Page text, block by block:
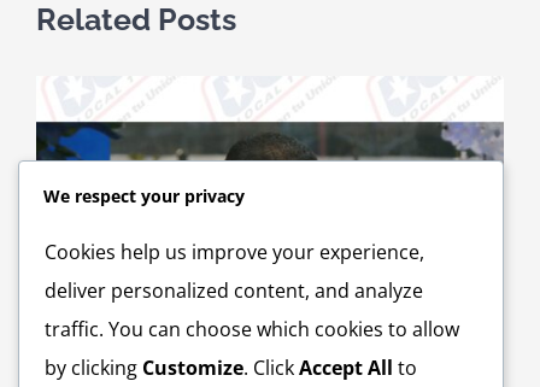
Related Posts
We respect your privacy
Cookies help us improve your experience,
deliver personalized content, and analyze
traffic. You can choose which cookies to allow
by clicking Customize. ClickAccept All to